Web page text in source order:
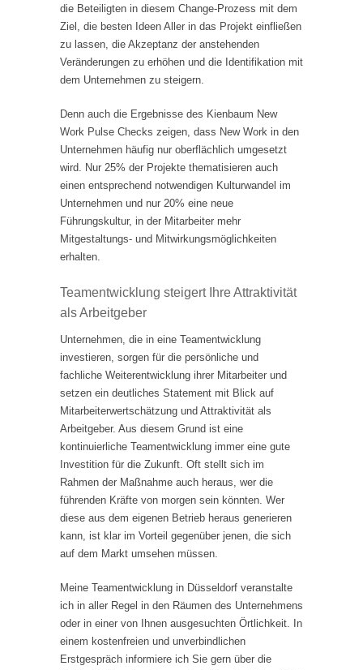
die Beteiligten in diesem Change-Prozess mit dem
Ziel, die besten Ideen Aller in das Projekt einfließen
zu lassen, die Akzeptanz der anstehenden
Veränderungen zu erhöhen und die Identifikation mit
dem Unternehmen zu steigern.
Denn auch die Ergebnisse des Kienbaum New
Work Pulse Checks zeigen, dass New Work in den
Unternehmen häufig nur oberflächlich umgesetzt
wird. Nur 25% der Projekte thematisieren auch
einen entsprechend notwendigen Kulturwandel im
Unternehmen und nur 20% eine neue
Führungskultur, in der Mitarbeiter mehr
Mitgestaltungs- und Mitwirkungsmöglichkeiten
erhalten.
Teamentwicklung steigert Ihre Attraktivität
als Arbeitgeber
Unternehmen, die in eine Teamentwicklung
investieren, sorgen für die persönliche und
fachliche Weiterentwicklung ihrer Mitarbeiter und
setzen ein deutliches Statement mit Blick auf
Mitarbeiterwertschätzung und Attraktivität als
Arbeitgeber. Aus diesem Grund ist eine
kontinuierliche Teamentwicklung immer eine gute
Investition für die Zukunft. Oft stellt sich im
Rahmen der Maßnahme auch heraus, wer die
führenden Kräfte von morgen sein könnten. Wer
diese aus dem eigenen Betrieb heraus generieren
kann, ist klar im Vorteil gegenüber jenen, die sich
auf dem Markt umsehen müssen.
Meine Teamentwicklung in Düsseldorf veranstalte
ich in aller Regel in den Räumen des Unternehmens
oder in einer von Ihnen ausgesuchten Örtlichkeit. In
einem kostenfreien und unverbindlichen
Erstgespräch informiere ich Sie gern über die